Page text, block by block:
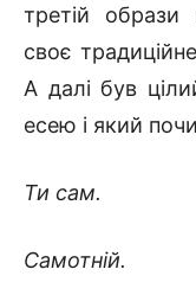
третій
своє
А далі був
есею і який
Ти сам.
Самотній.